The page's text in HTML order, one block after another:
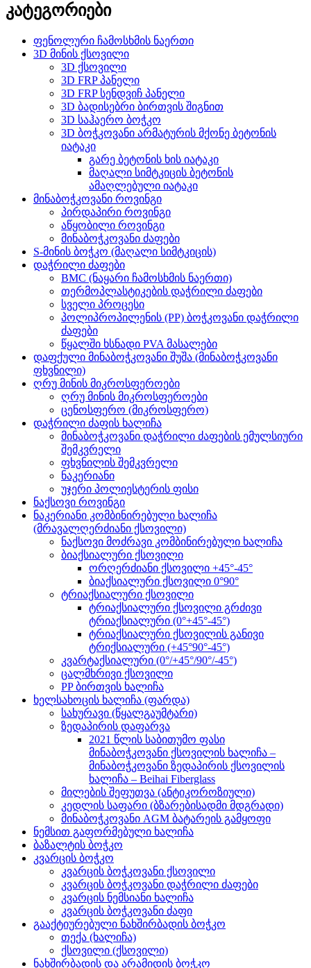
კატეგორიები
ფენოლური ჩამოსხმის ნაერთი
3D მინის ქსოვილი
3D ქსოვილი
3D FRP პანელი
3D FRP სენდვიჩ პანელი
3D ბადისებრი ბირთვის შიგნით
3D საჰაერო ბოჭკო
3D ბოჭკოვანი არმატურის მქონე ბეტონის
იატაკი
გარე ბეტონის ხის იატაკი
მაღალი სიმტკიცის ბეტონის
ამაღლებული იატაკი
მინაბოჭკოვანი როვინგი
პირდაპირი როვინგი
აწყობილი როვინგი
მინაბოჭკოვანი ძაფები
S-მინის ბოჭკო (მაღალი სიმტკიცის)
დაჭრილი ძაფები
BMC (ნაყარი ჩამოსხმის ნაერთი)
თერმოპლასტიკების დაჭრილი ძაფები
სველი პროცესი
პოლიპროპილენის (PP) ბოჭკოვანი დაჭრილი
ძაფები
წყალში ხსნადი PVA მასალები
დაფქული მინაბოჭკოვანი შუშა (მინაბოჭკოვანი
ფხვნილი)
ღრუ მინის მიკროსფეროები
ღრუ მინის მიკროსფეროები
ცენოსფერო (მიკროსფერო)
დაჭრილი ძაფის ხალიჩა
მინაბოჭკოვანი დაჭრილი ძაფების ემულსიური
შემკვრელი
ფხვნილის შემკვრელი
ნაკერიანი
უჯერი პოლიესტერის ფისი
ნაქსოვი როვინგი
ნაკერიანი კომბინირებული ხალიჩა
(მრავალღერძიანი ქსოვილი)
ნაქსოვი მოძრავი კომბინირებული ხალიჩა
ბიაქსიალური ქსოვილი
ორღერძიანი ქსოვილი +45°-45°
ბიაქსიალური ქსოვილი 0°90°
ტრიაქსიალური ქსოვილი
ტრიაქსიალური ქსოვილი გრძივი
ტრიაქსიალური (0°+45°-45°)
ტრიაქსიალური ქსოვილის განივი
ტრიქსიალური (+45°90°-45°)
კვარტაქსიალური (0°/+45°/90°/-45°)
ცალმხრივი ქსოვილი
PP ბირთვის ხალიჩა
ხელსახოცის ხალიჩა (ფარდა)
სახურავი (წყალგაუმტარი)
ზედაპირის დაფარვა
2021 წლის საბითუმო ფასი
მინაბოჭკოვანი ქსოვილის ხალიჩა –
მინაბოჭკოვანი ზედაპირის ქსოვილის
ხალიჩა – Beihai Fiberglass
მილების შეფუთვა (ანტიკოროზიული)
კედლის საფარი (ბზარებისადმი მდგრადი)
მინაბოჭკოვანი AGM ბატარეის გამყოფი
ნემსით გაფორმებული ხალიჩა
ბაზალტის ბოჭკო
კვარცის ბოჭკო
კვარცის ბოჭკოვანი ქსოვილი
კვარცის ბოჭკოვანი დაჭრილი ძაფები
კვარცის ნემსიანი ხალიჩა
კვარცის ბოჭკოვანი ძაფი
გააქტიურებული ნახშირბადის ბოჭკო
თექა (ხალიჩა)
ქსოვილი (ქსოვილი)
ნახშირბადის და არამიდის ბოჭკო